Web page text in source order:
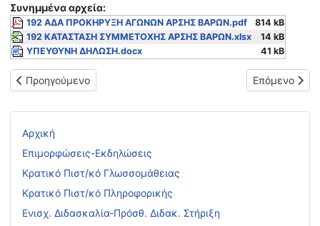
Αρχική
Επιμορφώσεις-Εκδηλώσεις
Κρατικό Πιστ/κό Γλωσσομάθειας
Κρατικό Πιστ/κό Πληροφορικής
Ενισχ. Διδασκαλία-Πρόσθ. Διδακ. Στήριξη
Συνημμένα αρχεία:
192 ΑΔΑ ΠΡΟΚΗΡΥΞΗ ΑΓΩΝΩΝ ΑΡΣΗΣ ΒΑΡΩΝ.pdf
814 kB
192 ΚΑΤΑΣΤΑΣΗ ΣΥΜΜΕΤΟΧΗΣ ΑΡΣΗΣ ΒΑΡΩΝ.xlsx
14 kB
ΥΠΕΥΘΥΝΗ ΔΗΛΩΣΗ.docx
41 kB
Προηγούμενο άρθρο: Προκήρυξη Πανελλήνιων Αγώνων
Προηγούμενο Επόμενο
Επόμενο